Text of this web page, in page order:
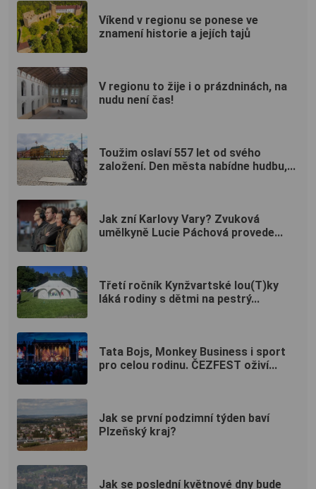
Víkend v regionu se ponese ve
znamení historie a jejích tajů
V regionu to žije i o prázdninách, na
nudu není čas!
Toužim oslaví 557 let od svého
založení. Den města nabídne hudbu,...
Jak zní Karlovy Vary? Zvuková
umělkyně Lucie Páchová provede...
Třetí ročník Kynžvartské lou(T)ky
láká rodiny s dětmi na pestrý...
Tata Bojs, Monkey Business i sport
pro celou rodinu. ČEZFEST oživí...
Jak se první podzimní týden baví
Plzeňský kraj?
Jak se poslední květnové dny bude